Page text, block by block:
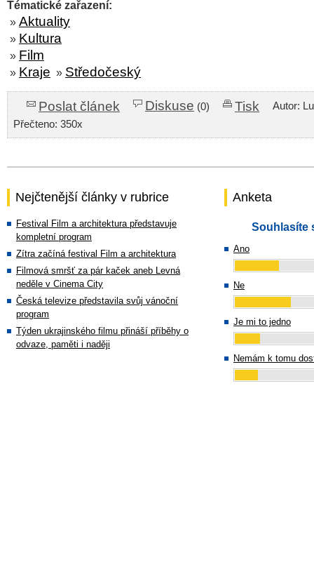
Tématické zařazení:
» Aktuality
» Kultura
» Film
» Kraje » Středočeský
Poslat článek Diskuse (0) Tisk
Autor:
Přečteno: 350x
Nejčtenější články v rubrice
Festival Film a architektura představuje
kompletní program
Zítra začíná festival Film a architektura
Filmová smršť za pár kaček aneb Levná
neděle v Cinema City
Česká televize představila svůj vánoční
program
Týden ukrajinského filmu přináší příběhy o
odvaze, paměti i naději
Anketa
Souhlasíte
Ano
Ne
Je mi to jedno
Nemám k tomu